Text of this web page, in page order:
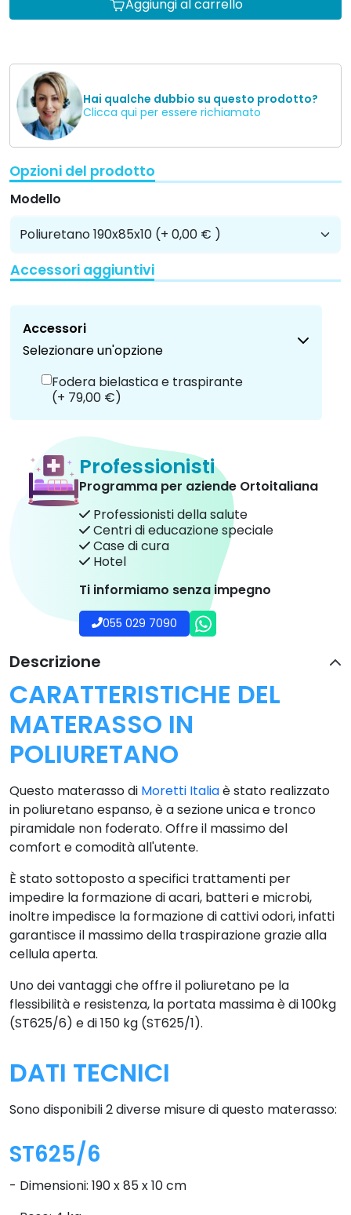
Aggiungi al carrello
Hai qualche dubbio su questo prodotto?
Clicca qui per essere richiamato
Opzioni del prodotto
Modello
Accessori aggiuntivi
Accessori
Selezionare un'opzione
Fodera bielastica e traspirante
(+ 79,00 €)
Professionisti
Programma per aziende Ortoitaliana
Professionisti della salute
Centri di educazione speciale
Case di cura
Hotel
Ti informiamo senza impegno
055 029 7090
Descrizione
CARATTERISTICHE DEL
MATERASSO IN
POLIURETANO
Questo materasso di Moretti Italiaè stato realizzato
in poliuretano espanso, è a sezione unica e tronco
piramidale non foderato. Offre il massimo del
comfort e comodità all'utente.
È stato sottoposto a specifici trattamenti per
impedire la formazione di acari, batteri e microbi,
inoltre impedisce la formazione di cattivi odori, infatti
garantisce il massimo della traspirazione grazie alla
cellula aperta.
Uno dei vantaggi che offre il poliuretano pe la
flessibilità e resistenza, la portata massima è di 100kg
(ST625/6) e di 150 kg (ST625/1).
DATI TECNICI
Sono disponibili 2 diverse misure di questo materasso:
ST625/6
- Dimensioni: 190 x 85 x 10 cm